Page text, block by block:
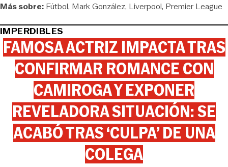
Más sobre: Fútbol Mark González Liverpool Premier League
IMPERDIBLES
FAMOSA ACTRIZ IMPACTA TRAS
CONFIRMAR ROMANCE CON
CAMIROGA Y EXPONER
REVELADORA SITUACIÓN: SE
ACABÓ TRAS ‘CULPA’ DE UNA
COLEGA